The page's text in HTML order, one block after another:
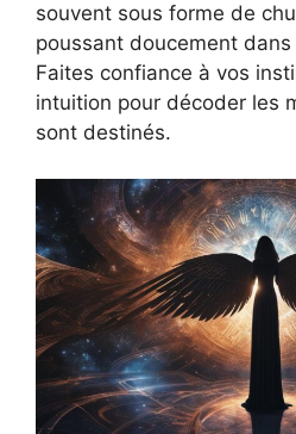
souvent sous forme de
poussant doucement
Faites confiance à vos
intuition pour décoder les
sont destinés.